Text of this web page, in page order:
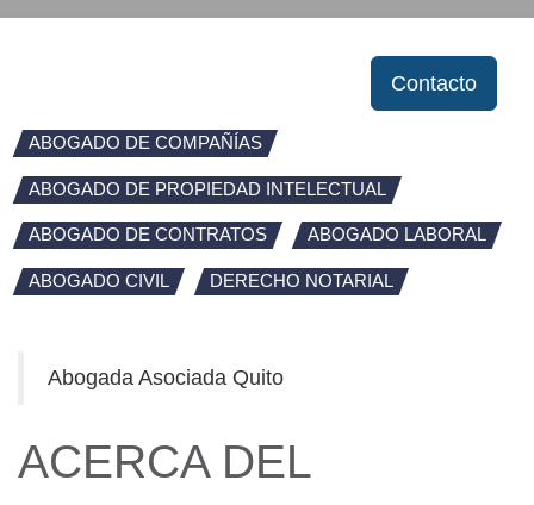
Contacto
ABOGADO DE COMPAÑÍAS
ABOGADO DE PROPIEDAD INTELECTUAL
ABOGADO DE CONTRATOS ABOGADO LABORAL
ABOGADO CIVIL DERECHO NOTARIAL
Abogada Asociada Quito
ACERCA DEL